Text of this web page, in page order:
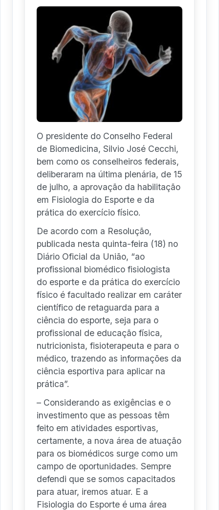
O presidente do Conselho Federal
de Biomedicina, Silvio José Cecchi,
bem como os conselheiros federais,
deliberaram na última plenária, de 15
de julho, a aprovação da habilitação
em Fisiologia do Esporte e da
prática do exercício físico.
De acordo com a Resolução,
publicada nesta quinta-feira (18) no
Diário Oficial da União, “ao
profissional biomédico fisiologista
do esporte e da prática do exercício
físico é facultado realizar em caráter
científico de retaguarda para a
ciência do esporte, seja para o
profissional de educação física,
nutricionista, fisioterapeuta e para o
médico, trazendo as informações da
ciência esportiva para aplicar na
prática”.
– Considerando as exigências e o
investimento que as pessoas têm
feito em atividades esportivas,
certamente, a nova área de atuação
para os biomédicos surge como um
campo de oportunidades. Sempre
defendi que se somos capacitados
para atuar, iremos atuar. E a
Fisiologia do Esporte é uma área